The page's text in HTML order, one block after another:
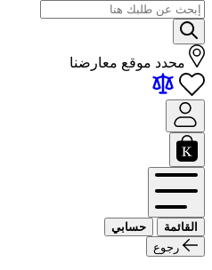
محدد موقع معارضنا
القائمة
حسابي
رجوع